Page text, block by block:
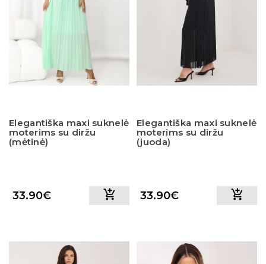
Elegantiška maxi suknelė
moterims su diržu
(mėtinė)
33.90€
Elegantiška maxi suknelė
moterims su diržu
(juoda)
33.90€